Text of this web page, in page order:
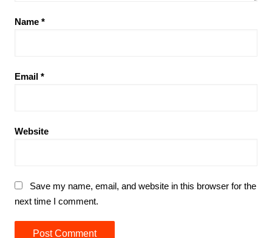
Name *
Email *
Website
Save my name, email, and website in this browser for the
next time I comment.